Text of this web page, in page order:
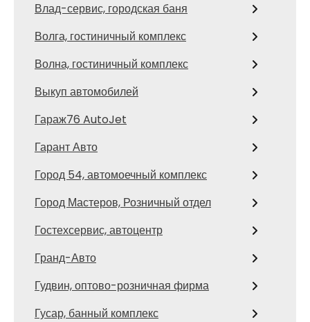
Влад-сервис, городская баня
Волга, гостиничный комплекс
Волна, гостиничный комплекс
Выкуп автомобилей
Гараж76 AutoJet
Гарант Авто
Город 54, автомоечный комплекс
Город Мастеров, Розничный отдел
Гостехсервис, автоцентр
Гранд-Авто
Гудвин, оптово-розничная фирма
Гусар, банный комплекс